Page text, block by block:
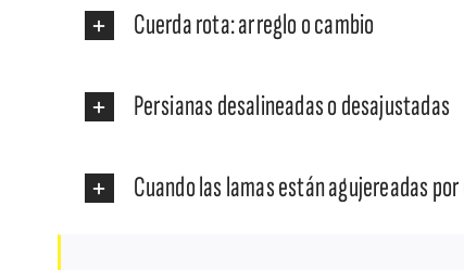
Cuerda rota: arreglo o cambio
Persianas desalineadas o desajustadas
Cuando las lamas están agujereadas